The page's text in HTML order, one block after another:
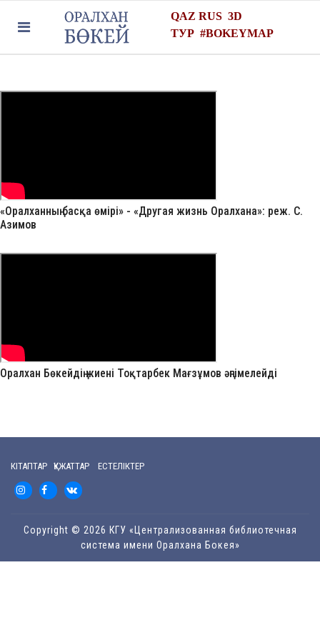
QAZ RUS 3D
ТУР #BOKEYMAP
«Оралханның басқа өмірі» - «Другая жизнь Оралхана»: реж. С.
Азимов
Оралхан Бөкейдің жиені Тоқтарбек Мағзұмов әңгімелейді
КІТАПТАР ҚҰЖАТТАР ЕСТЕЛІКТЕР
Copyright © 2026 КГУ «Централизованная библиотечная
система имени Оралхана Бокея»